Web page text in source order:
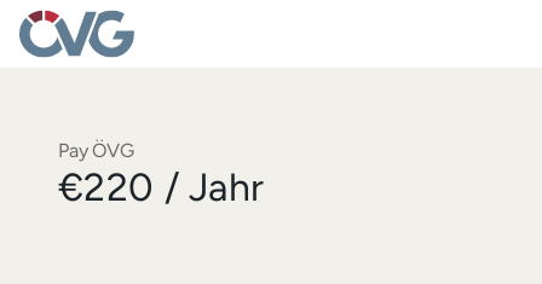
Pay ÖVG
€220 / Jahr